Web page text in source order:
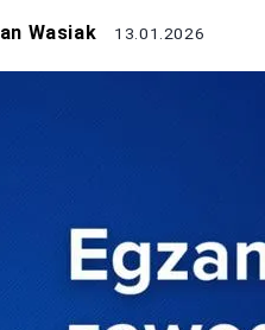
Wasiak 13.01.2026